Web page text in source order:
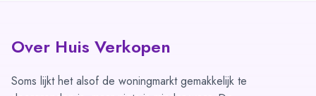
Over Huis Verkopen
Soms lijkt het alsof de woningmarkt gemakkelijk te